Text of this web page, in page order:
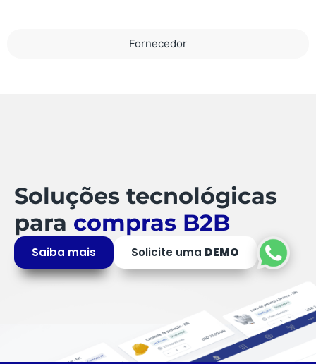
Fornecedor
Soluções tecnológicas
para compras B2B
Saiba mais Solicite uma DEMO